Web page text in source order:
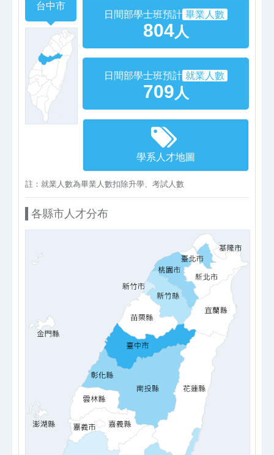
台中市
日間部學士班預計 畢業人數
804人
日間部學士班預計 就業人數
709人
學系人才地圖
註：就業人數為畢業人數扣除升學、考試人數
各縣市人才分布